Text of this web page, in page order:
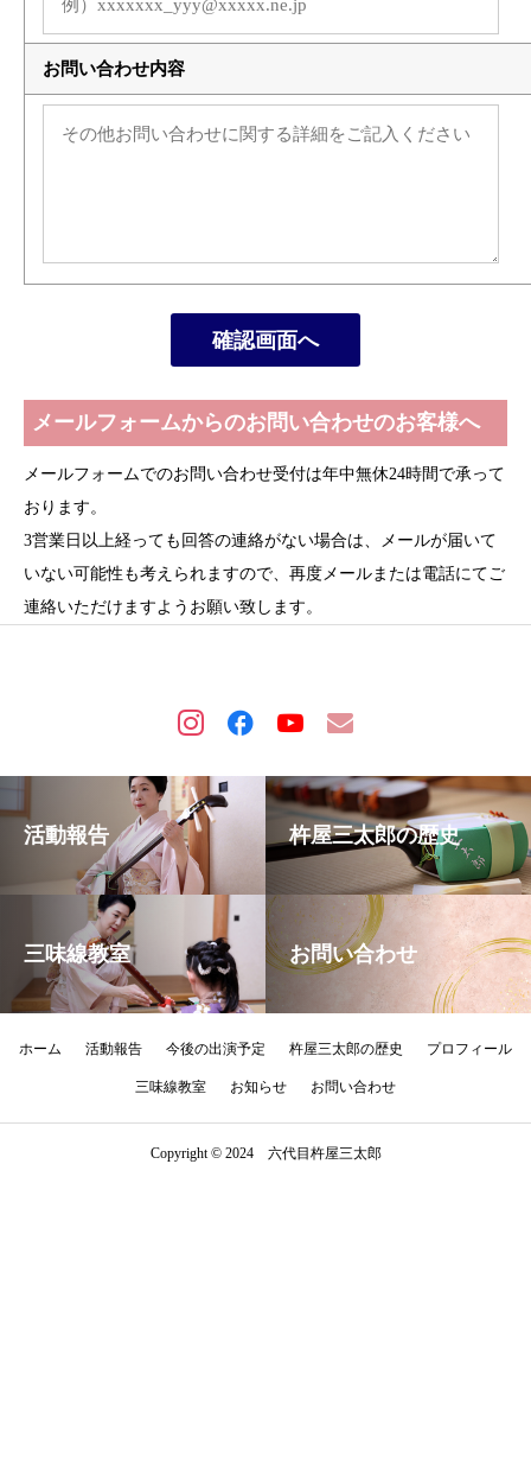
お問い合わせ内容
メールフォームからのお問い合わせのお客様へ
メールフォームでのお問い合わせ受付は年中無休24時間で承って
おります。
3営業日以上経っても回答の連絡がない場合は、メールが届いて
いない可能性も考えられますので、再度メールまたは電話にてご
連絡いただけますようお願い致します。
活動報告 杵屋三太郎の歴史
三味線教室 お問い合わせ
ホーム 活動報告 今後の出演予定 杵屋三太郎の歴史 プロフィール
三味線教室 お知らせ お問い合わせ
Copyright © 2024 六代目杵屋三太郎